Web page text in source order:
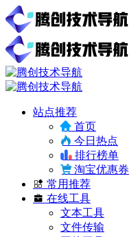
站点推荐
首页
今日热点
排行榜单
淘宝优惠券
常用推荐
在线工具
文本工具
文件传输